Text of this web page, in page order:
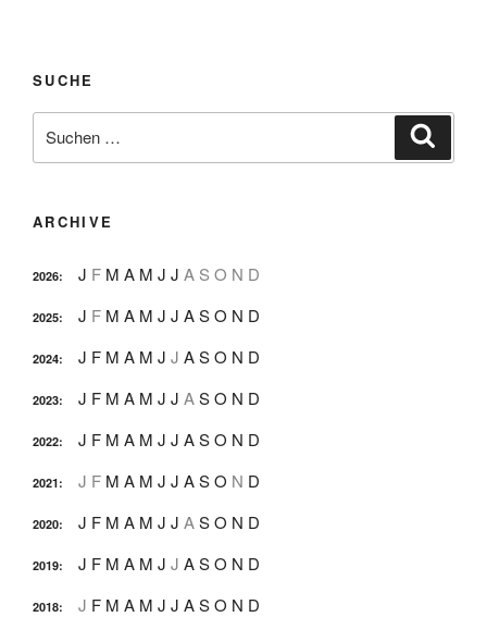
SUCHE
nach:
ARCHIVE
2026: J F M A M J J A S O N D
2025: J F M A M J J ASO N D
2024: J F M A M J J ASO N D
2023: J F M A M J J ASO N D
2022: J F M A M J J ASO N D
2021: J F M A M J J ASO N D
2020: J F M A M J J ASO N D
2019: J F M A M J J ASO N D
2018: J F M A M J J ASO N D